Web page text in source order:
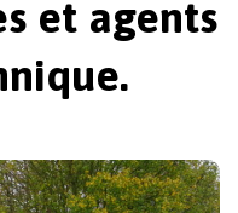
et agents